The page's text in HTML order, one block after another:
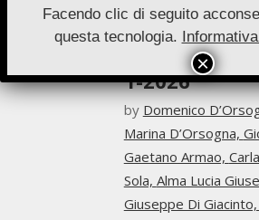
Archivio
Nuove
1-2026
by Domenico
Marina D’Orsogna,
Gaetano Armao,
Sola, Alma Lucia
Giuseppe Di Giacinto,
Facendo clic di seguito
questa tecnologia.